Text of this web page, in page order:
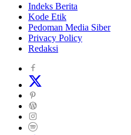
Indeks Berita
Kode Etik
Pedoman Media Siber
Privacy Policy
Redaksi